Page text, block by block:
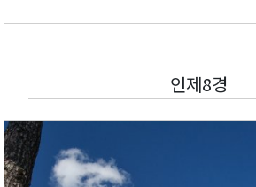
인제8경